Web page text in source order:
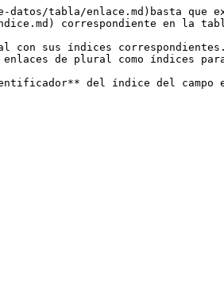
tabla/enlace.md)basta que
correspondiente en la
sus índices
de plural como índices para
del índice del campo